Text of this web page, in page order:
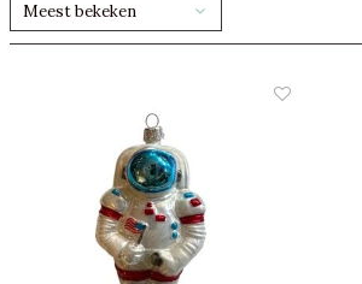
Meest bekeken